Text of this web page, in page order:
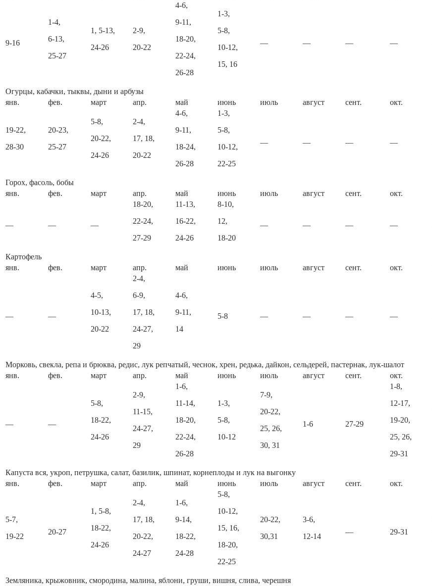
9-16
1-4,
6-13,
25-27
1, 5-13,
24-26
2-9,
20-22
4-6,
9-11,
18-20,
22-24,
26-28
1-3,
5-8,
10-12,
15, 16
— — — —
Огурцы, кабачки, тыквы, дыни и арбузы
янв.
фев. март апр. май июнь июль август сент. окт.
19-22,
28-30
20-23,
25-27
5-8,
20-22,
24-26
2-4,
17, 18,
20-22
4-6,
9-11,
18-24,
26-28
1-3,
5-8,
10-12,
22-25
— — — —
Горох, фасоль, бобы
янв.
фев. март апр. май июнь июль август сент. окт.
— — —
18-20,
22-24,
27-29
11-13,
16-22,
24-26
8-10,
12,
18-20
— — — —
Картофель
янв.
фев. март апр. май июнь июль август сент. окт.
— —
4-5,
10-13,
20-22
2-4,
6-9,
17, 18,
24-27,
29
4-6,
9-11,
14
5-8 — — — —
Морковь, свекла, репа и брюква, редис, лук репчатый, чеснок, хрен, редька, дайкон, сельдерей, пастернак, лук-шалот
янв.
фев. март апр. май июнь июль август сент. окт.
— —
5-8,
18-22,
24-26
2-9,
11-15,
24-27,
29
1-6,
11-14,
18-20,
22-24,
26-28
1-3,
5-8,
10-12
7-9,
20-22,
25, 26,
30, 31
1-6 27-29
1-8,
12-17,
19-20,
25, 26,
29-31
Капуста вся, укроп, петрушка, салат, базилик, шпинат, корнеплоды и лук на выгонку
янв.
фев. март апр. май июнь июль август сент. окт.
5-7,
19-22
20-27
1, 5-8,
18-22,
24-26
2-4,
17, 18,
20-22,
24-27
1-6,
9-14,
18-22,
24-28
5-8,
10-12,
15, 16,
18-20,
22-25
20-22,
30,31
3-6,
12-14
— 29-31
Земляника, крыжовник, смородина, малина, яблони, груши, вишня, слива, черешня